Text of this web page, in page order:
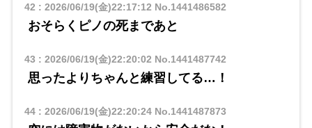
42 : 2026/06/19(金)22:17:12 No.1441486582
おそらくピノの死まであと
43 : 2026/06/19(金)22:20:02 No.1441487742
思ったよりちゃんと練習してる…！
44: 2026/06/19(金)22:20:24No.1441487873